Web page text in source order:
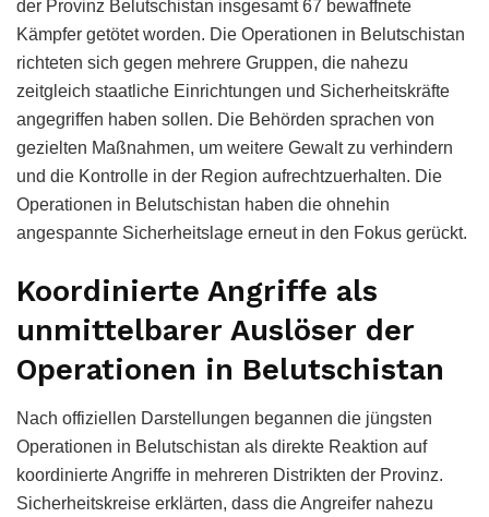
der Provinz Belutschistan insgesamt 67 bewaffnete
Kämpfer getötet worden. Die Operationen in Belutschistan
richteten sich gegen mehrere Gruppen, die nahezu
zeitgleich staatliche Einrichtungen und Sicherheitskräfte
angegriffen haben sollen. Die Behörden sprachen von
gezielten Maßnahmen, um weitere Gewalt zu verhindern
und die Kontrolle in der Region aufrechtzuerhalten. Die
Operationen in Belutschistan haben die ohnehin
angespannte Sicherheitslage erneut in den Fokus gerückt.
Koordinierte Angriffe als
unmittelbarer Auslöser der
Operationen in Belutschistan
Nach offiziellen Darstellungen begannen die jüngsten
Operationen in Belutschistan als direkte Reaktion auf
koordinierte Angriffe in mehreren Distrikten der Provinz.
Sicherheitskreise erklärten, dass die Angreifer nahezu